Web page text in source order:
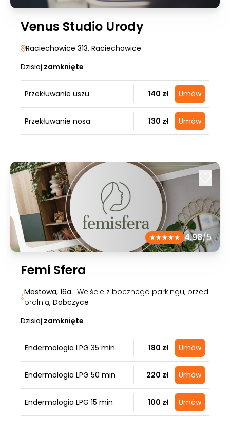
Venus Studio Urody
Raciechowice 313, Raciechowice
Dzisiaj:zamknięte
Przekłuwanie uszu 140 zł Umów
Przekłuwanie nosa 130 zł Umów
4.98/5
Femi Sfera
Mostowa, 16a | Wejście z bocznego parkingu, przed
pralnią, Dobczyce
Dzisiaj:zamknięte
Endermologia LPG 35 min 180 zł Umów
Endermologia LPG 50 min 220 zł Umów
Endermologia LPG 15 min 100 zł Umów